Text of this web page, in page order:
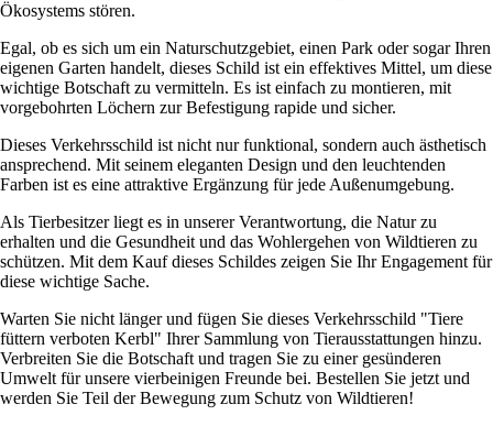
Ökosystems stören.
Egal, ob es sich um ein Naturschutzgebiet, einen Park oder sogar Ihren
eigenen Garten handelt, dieses Schild ist ein effektives Mittel, um diese
wichtige Botschaft zu vermitteln. Es ist einfach zu montieren, mit
vorgebohrten Löchern zur Befestigung rapide und sicher.
Dieses Verkehrsschild ist nicht nur funktional, sondern auch ästhetisch
ansprechend. Mit seinem eleganten Design und den leuchtenden
Farben ist es eine attraktive Ergänzung für jede Außenumgebung.
Als Tierbesitzer liegt es in unserer Verantwortung, die Natur zu
erhalten und die Gesundheit und das Wohlergehen von Wildtieren zu
schützen. Mit dem Kauf dieses Schildes zeigen Sie Ihr Engagement für
diese wichtige Sache.
Warten Sie nicht länger und fügen Sie dieses Verkehrsschild "Tiere
füttern verboten Kerbl" Ihrer Sammlung von Tierausstattungen hinzu.
Verbreiten Sie die Botschaft und tragen Sie zu einer gesünderen
Umwelt für unsere vierbeinigen Freunde bei. Bestellen Sie jetzt und
werden Sie Teil der Bewegung zum Schutz von Wildtieren!